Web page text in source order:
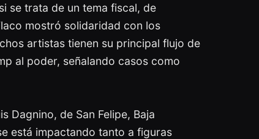
se trata de un tema fiscal, de
mostró solidaridad con los
artistas tienen su principal flujo de
al poder, señalando casos como
Dagnino, de San Felipe, Baja
está impactando tanto a figuras